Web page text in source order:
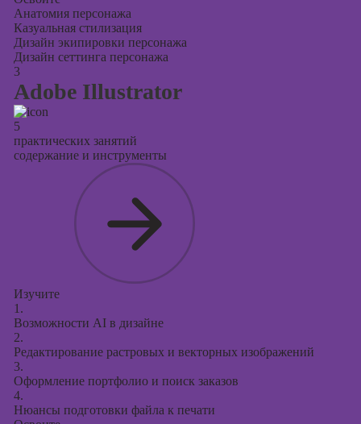
Анатомия персонажа
Казуальная стилизация
Дизайн экипировки персонажа
Дизайн сеттинга персонажа
3
Adobe Illustrator
5
практических занятий
содержание и инструменты
Изучите
1.
Возможности AI в дизайне
2.
Редактирование растровых и векторных изображений
3.
Оформление портфолио и поиск заказов
4.
Нюансы подготовки файла к печати